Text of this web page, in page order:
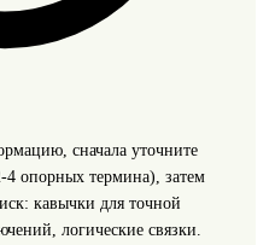
сначала уточните
4 опорных термина), затем
кавычки для точной
логические связки.